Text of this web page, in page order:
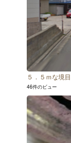
５．５ｍな境目
46件のビュー